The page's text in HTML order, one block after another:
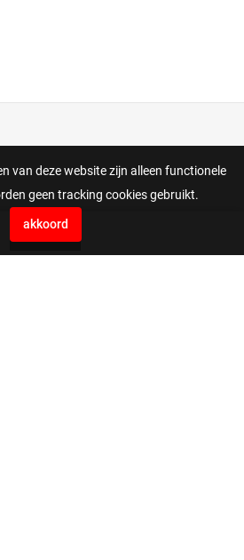
0
van deze website zijn alleen functionele
geen tracking cookies gebruikt.
akkoord